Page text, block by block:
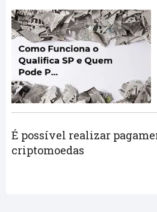
É possível realizar
criptomoedas